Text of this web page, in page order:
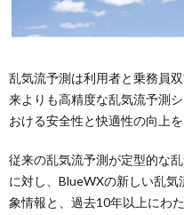
乱気流予測は利用者と乗務員
来よりも高精度な乱気流予測
おける安全性と快適性の向上を
従来の乱気流予測が定型的な
に対し、BlueWXの新しい乱
象情報と、過去10年以上にわ